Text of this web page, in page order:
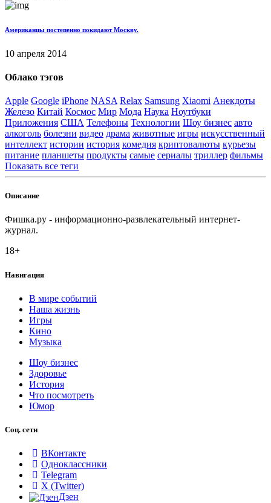
Американцы постепенно покидают Москву.
10 апреля 2014
Облако тэгов
Apple Google iPhone NASA Relax Samsung Xiaomi Анекдоты
Железо Китай Космос Мир Мода Наука Ноутбуки
Приложения США Телефоны Технологии Шоу бизнес авто
алкоголь болезни видео драма животные игры искусственный
интеллект истории история комедия криптовалюты курьезы
питание планшеты продукты самые сериалы триллер фильмы
Показать все теги
Описание
Фишка.ру - информационно-развлекательный интернет-
журнал.
18+
Навигация
В мире событий
Наша жизнь
Игры
Кино
Музыка
Шоу бизнес
Здоровье
История
Что посмотреть
Юмор
Соц. сети
ВКонтакте
Одноклассники
Telegram
X (Twitter)
Дзен